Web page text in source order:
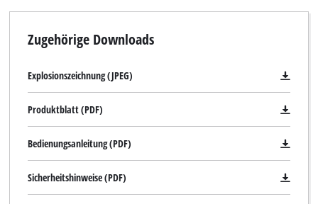
Zugehörige Downloads
Explosionszeichnung (JPEG)
Produktblatt (PDF)
Bedienungsanleitung (PDF)
Sicherheitshinweise (PDF)